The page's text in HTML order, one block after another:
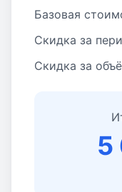
Базовая
Скидка за
Скидка за
5